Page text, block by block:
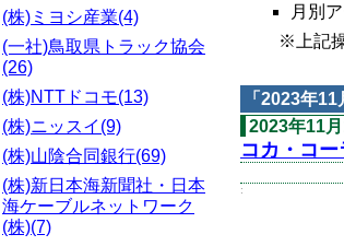
(株)ミヨシ産業(4)
(一社)鳥取県トラック協会
(26)
(株)NTTドコモ(13)
(株)ニッスイ(9)
(株)山陰合同銀行(69)
(株)新日本海新聞社・日本
海ケーブルネットワーク
(株)(7)
月別
※上記操
「 2023年11
2023年11月
コカ・コ
: